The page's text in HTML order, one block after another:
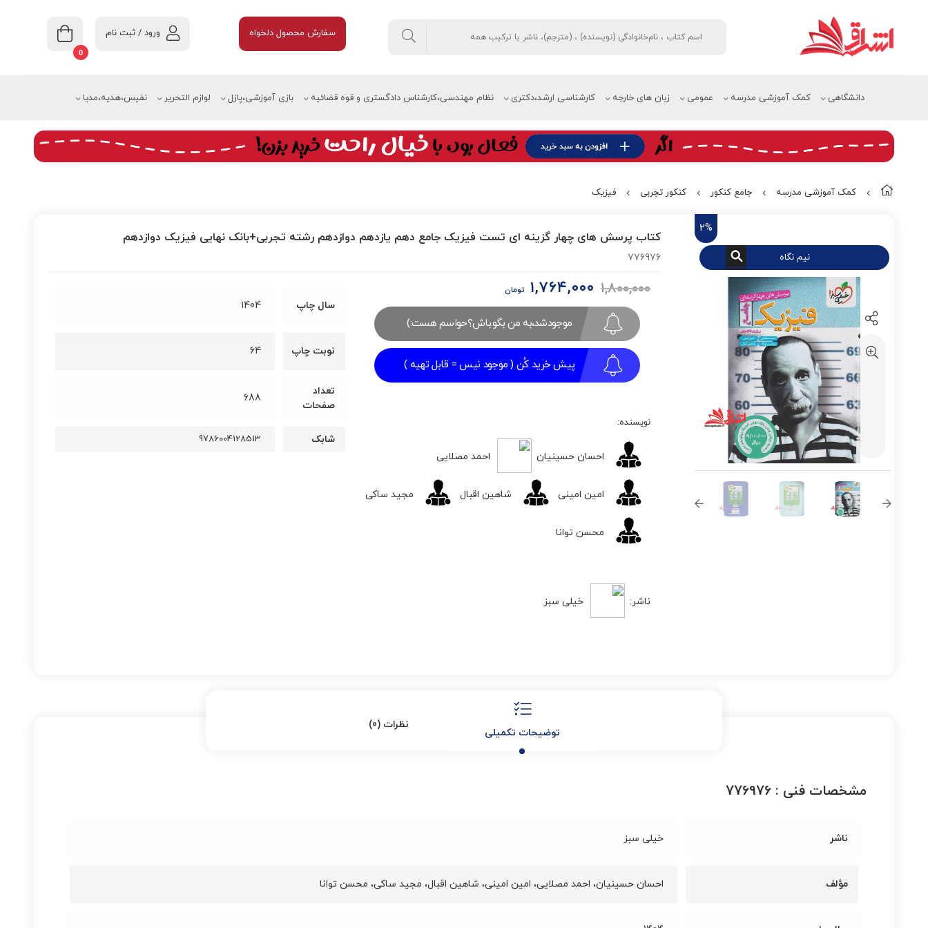
0
ورود / ثبت نام سفارش محصول دلخواه
بازی آموزشی،پازل دانشگاهی زبان های خارجه عمومی کارشناسی ارشد،دکتری کمک آموزشی مدرسه لوازم التحریر نظام مهندسی،کارشناس دادگستری و قوه قضائیه نفیس،هدیه،مدیا
کمک آموزشی مدرسه جامع کنکور کنکور تجربی فیزیک
نیم نگاه
2%
کتاب پرسش های چهار گزینه ای تست فیزیک جامع دهم یازدهم دوازدهم رشته تجربی+بانک نهایی فیزیک دوازدهم
776976
۱,۸۰۰,۰۰۰ قیمت
اصلی:
۱,۸۰۰,۰۰۰
تومان
بود.
۱,۷۶۴,۰۰۰ تومانقیمت
فعلی:
۱,۷۶۴,۰۰۰
تومان.
موجودشد،به من بگو.باش؟حواسم هست:)
پیش خرید کُن ( موجود نیس = قابل تهیه )
احسان حسینیان احمد مصلایی
امین امینی شاهین اقبال مجید ساکی
محسن توانا
خیلی سبز
سال چاپ 1404
نوبت چاپ 64
تعداد
صفحات
688
شابک 9786004128513
توضیحات تکمیلی
نظرات (0)
مشخصات فنی : 776976
ناشر خیلی سبز
مؤلف احسان حسینیان، احمد مصلایی، امین امینی، شاهین اقبال، مجید ساکی، محسن توانا